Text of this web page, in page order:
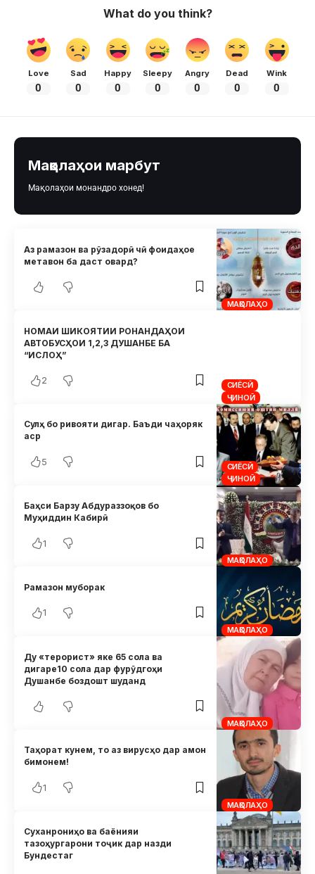
What do you think?
Love
0
Sad
0
Happy
0
Sleepy
0
Angry
0
Dead
0
Wink
0
Мақолаҳои марбут
Мақолаҳои монандро хонед!
МАҚОЛАҲО
Аз рамазон ва рӯзадорӣ чӣ фоидаҳое
метавон ба даст овард?
СИЁСӢ
ҶИНОӢ
НОМАИ ШИКОЯТИИ РОНАНДАҲОИ
АВТОБУСҲОИ 1,2,3 ДУШАНБЕ БА
“ИСЛОҲ”
2
СИЁСӢ
ҶИНОӢ
Сулҳ бо ривояти дигар. Баъди чаҳоряк
аср
5
МАҚОЛАҲО
Баҳси Барзу Абдураззоқов бо
Муҳиддин Кабирӣ
1
МАҚОЛАҲО
Рамазон муборак
1
МАҚОЛАҲО
Ду «терорист» яке 65 сола ва
дигаре10 сола дар фурӯдгоҳи
Душанбе боздошт шуданд
МАҚОЛАҲО
Таҳорат кунем, то аз вирусҳо дар амон
бимонем!
1
Суханрониҳо ва баёнияи
тазоҳургарони тоҷик дар назди
Бундестаг